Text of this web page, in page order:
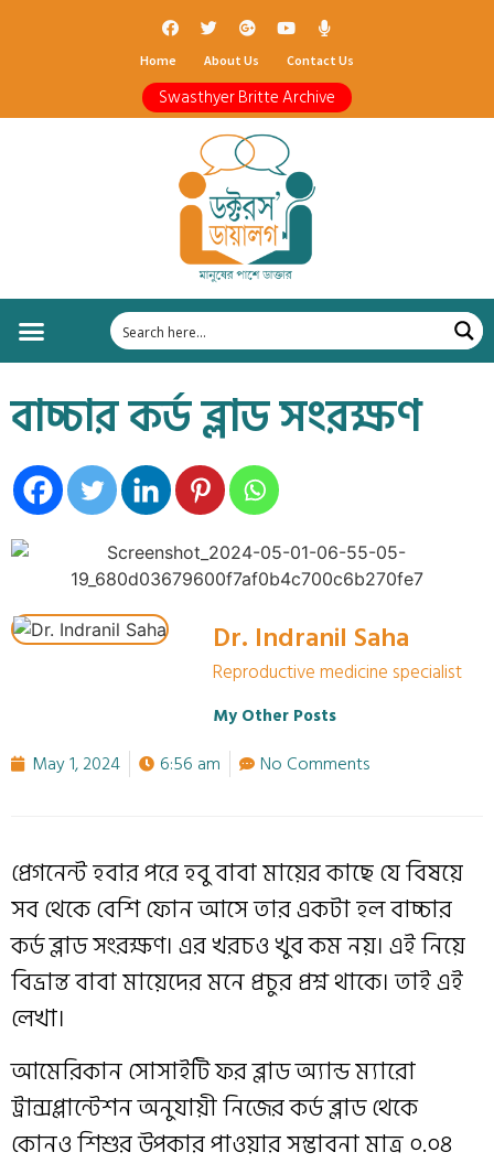
Home About Us Contact Us
Swasthyer Britte Archive
বাচ্চার কর্ড ব্লাড সংরক্ষণ
Dr. Indranil Saha
Reproductive medicine specialist
My Other Posts
May 1, 2024 6:56 am No Comments
প্রেগনেন্ট হবার পরে হবু বাবা মায়ের কাছে যে বিষয়ে
সব থেকে বেশি ফোন আসে তার একটা হল বাচ্চার
কর্ড ব্লাড সংরক্ষণ। এর খরচও খুব কম নয়। এই নিয়ে
বিভ্রান্ত বাবা মায়েদের মনে প্রচুর প্রশ্ন থাকে। তাই এই
লেখা।
আমেরিকান সোসাইটি ফর ব্লাড অ্যান্ড ম্যারো
ট্রান্সপ্লান্টেশন অনুযায়ী নিজের কর্ড ব্লাড থেকে
কোনও শিশুর উপকার পাওয়ার সম্ভাবনা মাত্র ০.০৪